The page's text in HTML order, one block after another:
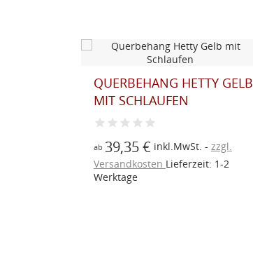
QUERBEHANG HETTY GELB
MIT SCHLAUFEN
ab 39,35 € inkl.MwSt.
zzgl.
Versandkosten Lieferzeit: 1-2
Werktage